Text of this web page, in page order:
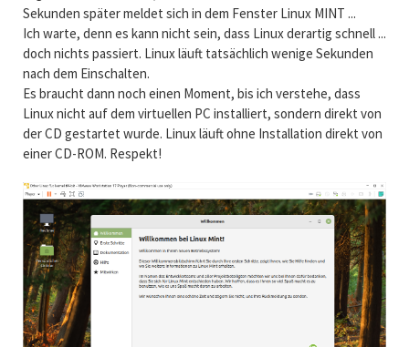
Sekunden später meldet sich in dem Fenster Linux MINT ...
Ich warte, denn es kann nicht sein, dass Linux derartig schnell ...
doch nichts passiert. Linux läuft tatsächlich wenige Sekunden
nach dem Einschalten.
Es braucht dann noch einen Moment, bis ich verstehe, dass
Linux nicht auf dem virtuellen PC installiert, sondern direkt von
der CD gestartet wurde. Linux läuft ohne Installation direkt von
einer CD-ROM. Respekt!